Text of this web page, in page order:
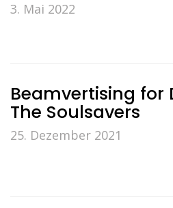
3. Mai 2022
Beamvertising for
The Soulsavers
25. Dezember 2021